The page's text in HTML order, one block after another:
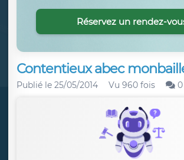
Contentieux abec
Publié le 25/05/2014 Vu 960 fois 0
Réservez un rendez-